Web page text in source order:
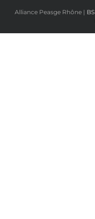
Alliance Peasge Rhône | BS